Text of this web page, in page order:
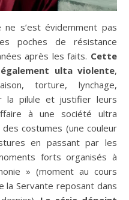
s’est évidemment pas
poches de résistance
après les faits. Cette
ulta violente,
torture, lynchage,
la pilule et justifier leurs
à une société ultra
costumes (une couleur
en passant par les
forts organisés à
» (moment au cours
la Servante reposant dans